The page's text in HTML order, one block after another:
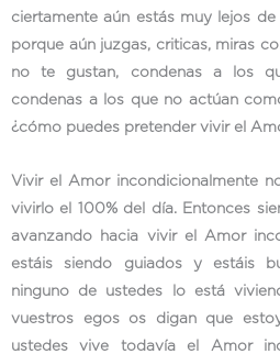
ciertamente aún estás muy lejos
porque aún juzgas, criticas, miras
no te gustan, condenas a los
condenas a los que no actúan
¿cómo puedes pretender vivir el
Vivir el Amor incondicionalmente
vivirlo el 100% del día. Entonces
avanzando hacia vivir el Amor
estáis siendo guiados y estáis
ninguno de ustedes lo está
vuestros egos os digan que
ustedes vive todavía el Amor